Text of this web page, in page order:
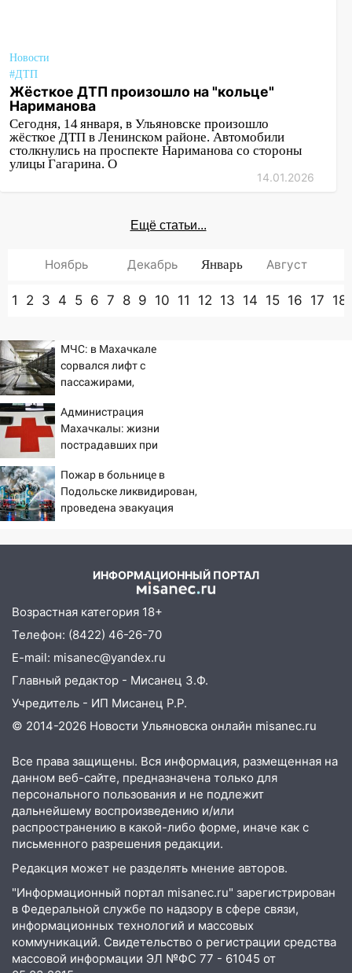
Новости
#ДТП
Жёсткое ДТП произошло на "кольце"
Нариманова
Сегодня, 14 января, в Ульяновске произошло
жёсткое ДТП в Ленинском районе. Автомобили
столкнулись на проспекте Нариманова со стороны
улицы Гагарина. О
14.01.2026
Ещё статьи...
Ноябрь Декабрь Январь Август
1 2 3 4 5 6 7 8 9 10 11 12 13 14 15 16 17 18
МЧС: в Махачкале
сорвался лифт с
пассажирами,
человека
Администрация
Махачкалы: жизни
пострадавших при
угрожает
Пожар в больнице в
Подольске ликвидирован,
проведена эвакуация
ИНФОРМАЦИОННЫЙ ПОРТАЛ
Возрастная категория 18+
Телефон: (8422) 46-26-70
E-mail: misanec@yandex.ru
Главный редактор - Мисанец З.Ф.
Учредитель - ИП Мисанец Р.Р.
© 2014-2026 Новости Ульяновска онлайн misanec.ru
Все права защищены. Вся информация, размещенная на
данном веб-сайте, предназначена только для
персонального пользования и не подлежит
дальнейшему воспроизведению и/или
распространению в какой-либо форме, иначе как с
письменного разрешения редакции.
Редакция может не разделять мнение авторов.
"Информационный портал misanec.ru" зарегистрирован
в Федеральной службе по надзору в сфере связи,
информационных технологий и массовых
коммуникаций. Свидетельство о регистрации средства
массовой информации ЭЛ №ФС 77 - 61045 от